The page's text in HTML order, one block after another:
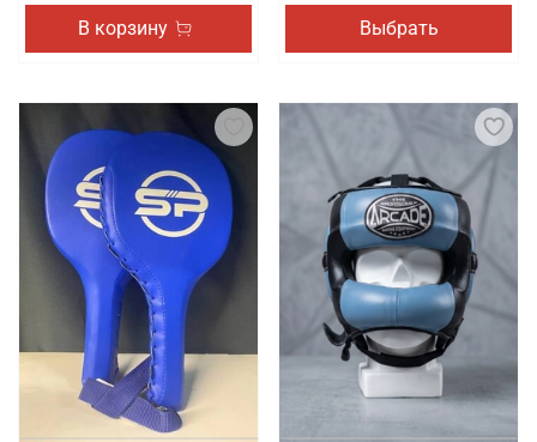
В корзину Выбрать